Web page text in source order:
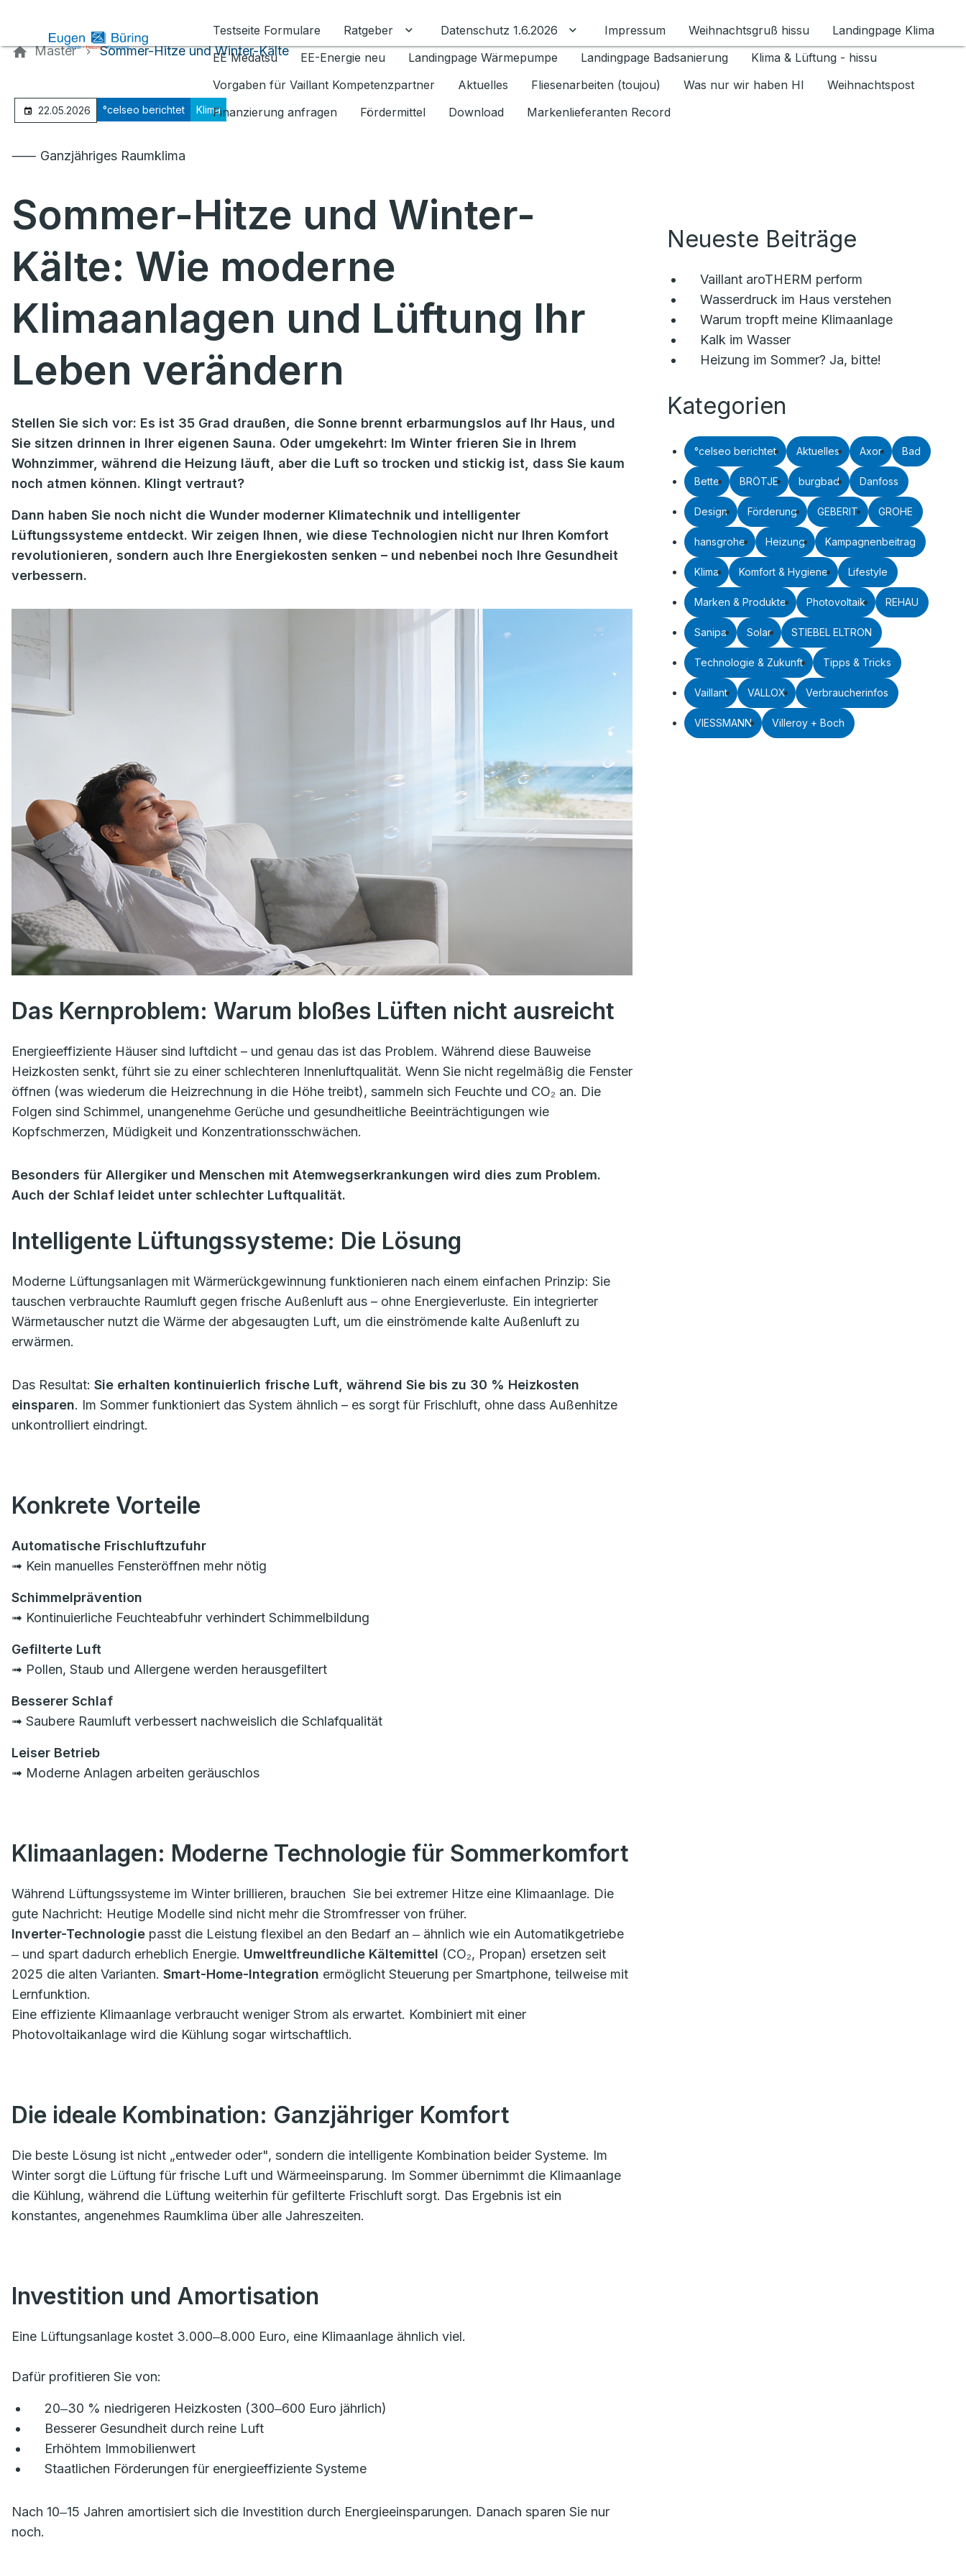
Testseite Formulare
Ratgeber Untermenü für Ratgeber umschalten
Datenschutz 1.6.2026 Untermenü für Datenschutz 1.6.2026 umschalten
Impressum Weihnachtsgruß hissu
Landingpage Klima
EE Medatsu
EE-Energie neu Landingpage Wärmepumpe Landingpage Badsanierung
Klima & Lüftung - hissu
Vorgaben für Vaillant Kompetenzpartner
Aktuelles Fliesenarbeiten (toujou) Was nur wir haben HI
Weihnachtspost
Finanzierung anfragen
Fördermittel Download Markenlieferanten Record
Master Sommer-Hitze und Winter-Kälte
22.05.2026 °celseo berichtet Klima
⸺ Ganzjähriges Raumklima
Sommer-Hitze und Winter-
Kälte: Wie moderne
Klimaanlagen und Lüftung Ihr
Leben verändern
Stellen Sie sich vor: Es ist 35 Grad draußen, die Sonne brennt erbarmungslos auf Ihr Haus, und
Sie sitzen drinnen in Ihrer eigenen Sauna. Oder umgekehrt: Im Winter frieren Sie in Ihrem
Wohnzimmer, während die Heizung läuft, aber die Luft so trocken und stickig ist, dass Sie kaum
noch atmen können. Klingt vertraut?
Dann haben Sie noch nicht die Wunder moderner Klimatechnik und intelligenter
Lüftungssysteme entdeckt. Wir zeigen Ihnen, wie diese Technologien nicht nur Ihren Komfort
revolutionieren, sondern auch Ihre Energiekosten senken – und nebenbei noch Ihre Gesundheit
verbessern.
Das Kernproblem: Warum bloßes Lüften nicht ausreicht
Energieeffiziente Häuser sind luftdicht – und genau das ist das Problem. Während diese Bauweise
Heizkosten senkt, führt sie zu einer schlechteren Innenluftqualität. Wenn Sie nicht regelmäßig die Fenster
öffnen (was wiederum die Heizrechnung in die Höhe treibt), sammeln sich Feuchte und CO₂ an. Die
Folgen sind Schimmel, unangenehme Gerüche und gesundheitliche Beeinträchtigungen wie
Kopfschmerzen, Müdigkeit und Konzentrationsschwächen.
Besonders für Allergiker und Menschen mit Atemwegserkrankungen wird dies zum Problem.
Auch der Schlaf leidet unter schlechter Luftqualität.
Intelligente Lüftungssysteme: Die Lösung
Moderne Lüftungsanlagen mit Wärmerückgewinnung funktionieren nach einem einfachen Prinzip: Sie
tauschen verbrauchte Raumluft gegen frische Außenluft aus – ohne Energieverluste. Ein integrierter
Wärmetauscher nutzt die Wärme der abgesaugten Luft, um die einströmende kalte Außenluft zu
erwärmen.
Das Resultat: Sie erhalten kontinuierlich frische Luft, während Sie bis zu 30 % Heizkosten
einsparen. Im Sommer funktioniert das System ähnlich – es sorgt für Frischluft, ohne dass Außenhitze
unkontrolliert eindringt.
Konkrete Vorteile
Automatische Frischluftzufuhr
➟ Kein manuelles Fensteröffnen mehr nötig
Schimmelprävention
➟ Kontinuierliche Feuchteabfuhr verhindert Schimmelbildung
Gefilterte Luft
➟ Pollen, Staub und Allergene werden herausgefiltert
Besserer Schlaf
➟ Saubere Raumluft verbessert nachweislich die Schlafqualität
Leiser Betrieb
➟ Moderne Anlagen arbeiten geräuschlos
Klimaanlagen: Moderne Technologie für Sommerkomfort
Während Lüftungssysteme im Winter brillieren, brauchen Sie bei extremer Hitze eine Klimaanlage. Die
gute Nachricht: Heutige Modelle sind nicht mehr die Stromfresser von früher.
Inverter-Technologie passt die Leistung flexibel an den Bedarf an ‒ ähnlich wie ein Automatikgetriebe
‒ und spart dadurch erheblich Energie. Umweltfreundliche Kältemittel (CO₂, Propan) ersetzen seit
2025 die alten Varianten. Smart-Home-Integration ermöglicht Steuerung per Smartphone, teilweise mit
Lernfunktion.
Eine effiziente Klimaanlage verbraucht weniger Strom als erwartet. Kombiniert mit einer
Photovoltaikanlage wird die Kühlung sogar wirtschaftlich.
Die ideale Kombination: Ganzjähriger Komfort
Die beste Lösung ist nicht „entweder oder", sondern die intelligente Kombination beider Systeme. Im
Winter sorgt die Lüftung für frische Luft und Wärmeeinsparung. Im Sommer übernimmt die Klimaanlage
die Kühlung, während die Lüftung weiterhin für gefilterte Frischluft sorgt. Das Ergebnis ist ein
konstantes, angenehmes Raumklima über alle Jahreszeiten.
Investition und Amortisation
Eine Lüftungsanlage kostet 3.000‒8.000 Euro, eine Klimaanlage ähnlich viel.
Dafür profitieren Sie von:
20‒30 % niedrigeren Heizkosten (300‒600 Euro jährlich)
Besserer Gesundheit durch reine Luft
Erhöhtem Immobilienwert
Staatlichen Förderungen für energieeffiziente Systeme
Nach 10‒15 Jahren amortisiert sich die Investition durch Energieeinsparungen. Danach sparen Sie nur
noch.
Neueste Beiträge
Vaillant aroTHERM perform
Wasserdruck im Haus verstehen
Warum tropft meine Klimaanlage
Kalk im Wasser
Heizung im Sommer? Ja, bitte!
Kategorien
°celseo berichtet Aktuelles Axor Bad
Bette BRÖTJE burgbad Danfoss
Design Förderung GEBERIT GROHE
hansgrohe Heizung Kampagnenbeitrag
Klima Komfort & Hygiene Lifestyle
Marken & Produkte Photovoltaik REHAU
Sanipa Solar STIEBEL ELTRON
Technologie & Zukunft Tipps & Tricks
Vaillant VALLOX Verbraucherinfos
VIESSMANN Villeroy + Boch